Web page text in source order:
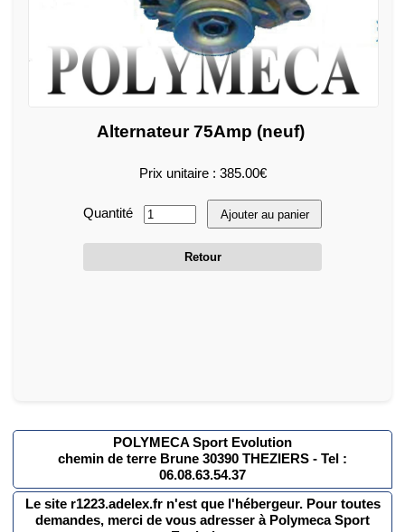
Alternateur 75Amp (neuf)
Prix unitaire : 385.00€
Quantité Ajouter au panier
Retour
POLYMECA Sport Evolution
chemin de terre Brune 30390 THEZIERS - Tel :
06.08.63.54.37
Le site r1223.adelex.fr n'est que l'hébergeur. Pour toutes
demandes, merci de vous adresser à Polymeca Sport